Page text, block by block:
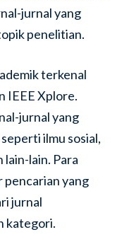
jurnal yang
penelitian.
terkenal
IEEE Xplore.
jurnal yang
ilmu sosial,
lain-lain. Para
yang
jurnal
kategori.